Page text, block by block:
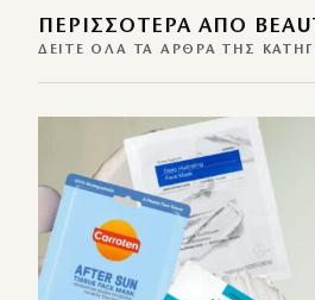
ΠΕΡΙΣΣΌΤΕΡΑ ΑΠΌ
ΔΕΊΤΕ ΌΛΑ ΤΑ ΆΡΘΡΑ ΤΗΣ